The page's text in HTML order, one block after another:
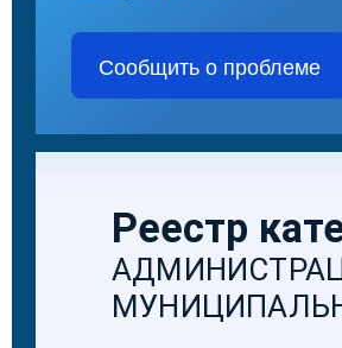
Сообщить о проблеме